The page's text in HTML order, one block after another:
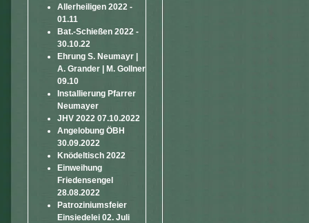
Allerheiligen 2022 -
01.11
Bat.-Schießen 2022 -
30.10.22
Ehrung S. Neumayr |
A. Grander | M. Gollner
09.10
Installierung Pfarrer
Neumayer
JHV 2022 07.10.2022
Angelobung ÖBH
30.09.2022
Knödeltisch 2022
Einweihung
Friedensengel
28.08.2022
Patroziniumsfeier
Einsiedelei 02. Juli